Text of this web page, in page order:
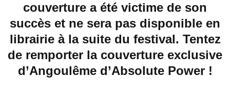
couverture a été victime de son
succès et ne sera pas disponible en
librairie à la suite du festival. Tentez
de remporter la couverture exclusive
d’Angoulême d’Absolute Power !